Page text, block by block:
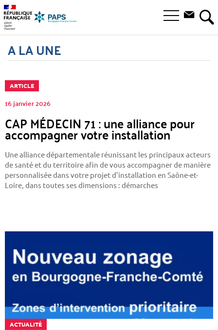
Aller
la
Aller
au
menu
Aller
au
contenu
Ouvrir
A LA UNE
CAP MÉDECIN 71 : une alliance pour
accompagner votre installation
ARTICLE
16 janvier 2026
Une alliance départementale réunissant les principaux acteurs
de santé et du territoire afin de vous accompagner de manière
personnalisée dans votre projet d’installation en Saône-et-
Loire, dans toutes ses dimensions : démarches
ACTUALITÉ